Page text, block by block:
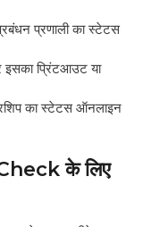
प्रणाली का स्टेटस
प्रिंटआउट या
का स्टेटस ऑनलाइन
के लिए